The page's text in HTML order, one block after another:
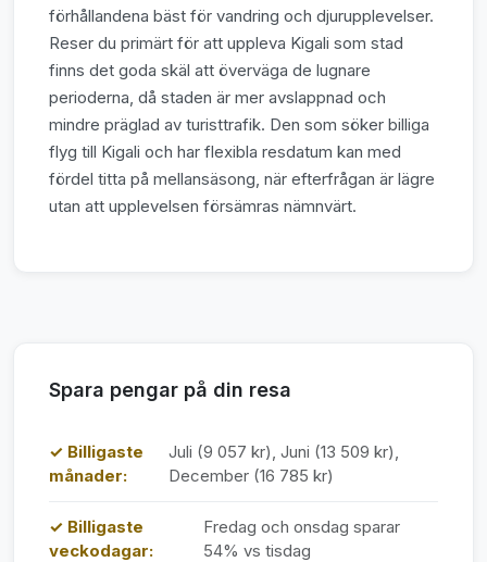
förhållandena bäst för vandring och djurupplevelser.
Reser du primärt för att uppleva Kigali som stad
finns det goda skäl att överväga de lugnare
perioderna, då staden är mer avslappnad och
mindre präglad av turisttrafik. Den som söker billiga
flyg till Kigali och har flexibla resdatum kan med
fördel titta på mellansäsong, när efterfrågan är lägre
utan att upplevelsen försämras nämnvärt.
Spara pengar på din resa
✓ Billigaste
månader:
Juli (9 057 kr), Juni (13 509 kr),
December (16 785 kr)
✓ Billigaste
veckodagar:
Fredag och onsdag sparar
54% vs tisdag